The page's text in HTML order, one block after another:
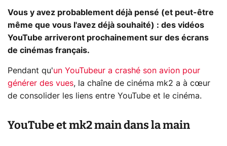
Vous y avez probablement déjà pensé (et peut-être
même que vous l'avez déjà souhaité) : des vidéos
YouTube arriveront prochainement sur des écrans
de cinémas français.
Pendant qu'un YouTubeur a crashé son avion pour
générer des vues, la chaîne de cinéma mk2 a à cœur
de consolider les liens entre YouTube et le cinéma.
YouTube et mk2 main dans la main